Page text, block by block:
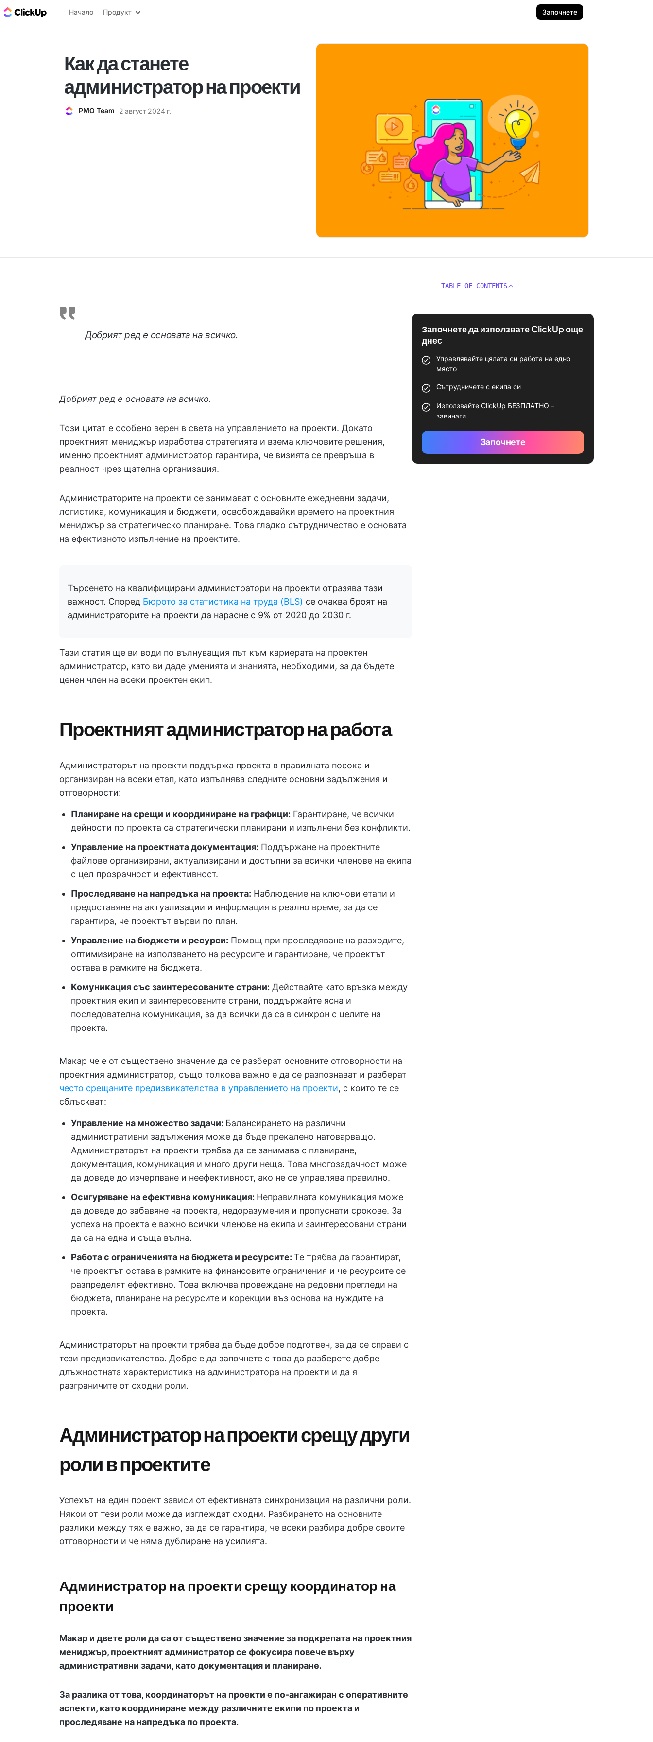
ClickUp блог
Начало Продукт Започнете
Как да станете
администратор на проекти
PMO Team 2 август 2024 г.
Добрият ред е основата на всичко.
Добрият ред е основата на всичко.
Този цитат е особено верен в света на управлението на проекти. Докато
проектният мениджър изработва стратегията и взема ключовите решения,
именно проектният администратор гарантира, че визията се превръща в
реалност чрез щателна организация.
Администраторите на проекти се занимават с основните ежедневни задачи,
логистика, комуникация и бюджети, освобождавайки времето на проектния
мениджър за стратегическо планиране. Това гладко сътрудничество е основата
на ефективното изпълнение на проектите.
Търсенето на квалифицирани администратори на проекти отразява тази
важност. Според Бюрото за статистика на труда (BLS) се очаква броят на
администраторите на проекти да нарасне с 9% от 2020 до 2030 г.
Тази статия ще ви води по вълнуващия път към кариерата на проектен
администратор, като ви даде уменията и знанията, необходими, за да бъдете
ценен член на всеки проектен екип.
Проектният администратор на работа
Администраторът на проекти поддържа проекта в правилната посока и
организиран на всеки етап, като изпълнява следните основни задължения и
отговорности:
Планиране на срещи и координиране на графици: Гарантиране, че всички
дейности по проекта са стратегически планирани и изпълнени без конфликти.
Управление на проектната документация: Поддържане на проектните
файлове организирани, актуализирани и достъпни за всички членове на екипа
с цел прозрачност и ефективност.
Проследяване на напредъка на проекта: Наблюдение на ключови етапи и
предоставяне на актуализации и информация в реално време, за да се
гарантира, че проектът върви по план.
Управление на бюджети и ресурси: Помощ при проследяване на разходите,
оптимизиране на използването на ресурсите и гарантиране, че проектът
остава в рамките на бюджета.
Комуникация със заинтересованите страни: Действайте като връзка между
проектния екип и заинтересованите страни, поддържайте ясна и
последователна комуникация, за да всички да са в синхрон с целите на
проекта.
Макар че е от съществено значение да се разберат основните отговорности на
проектния администратор, също толкова важно е да се разпознават и разберат
често срещаните предизвикателства в управлението на проекти, с които те се
сблъскват:
Управление на множество задачи: Балансирането на различни
административни задължения може да бъде прекалено натоварващо.
Администраторът на проекти трябва да се занимава с планиране,
документация, комуникация и много други неща. Това многозадачност може
да доведе до изчерпване и неефективност, ако не се управлява правилно.
Осигуряване на ефективна комуникация: Неправилната комуникация може
да доведе до забавяне на проекта, недоразумения и пропуснати срокове. За
успеха на проекта е важно всички членове на екипа и заинтересовани страни
да са на една и съща вълна.
Работа с ограниченията на бюджета и ресурсите: Те трябва да гарантират,
че проектът остава в рамките на финансовите ограничения и че ресурсите се
разпределят ефективно. Това включва провеждане на редовни прегледи на
бюджета, планиране на ресурсите и корекции въз основа на нуждите на
проекта.
Администраторът на проекти трябва да бъде добре подготвен, за да се справи с
тези предизвикателства. Добре е да започнете с това да разберете добре
длъжностната характеристика на администратора на проекти и да я
разграничите от сходни роли.
Администратор на проекти срещу други
роли в проектите
Успехът на един проект зависи от ефективната синхронизация на различни роли.
Някои от тези роли може да изглеждат сходни. Разбирането на основните
разлики между тях е важно, за да се гарантира, че всеки разбира добре своите
отговорности и че няма дублиране на усилията.
Администратор на проекти срещу координатор на
проекти
Макар и двете роли да са от съществено значение за подкрепата на проектния
мениджър, проектният администратор се фокусира повече върху
административни задачи, като документация и планиране.
За разлика от това, координаторът на проекти е по-ангажиран с оперативните
аспекти, като координиране между различните екипи по проекта и
проследяване на напредъка по проекта.
TABLE OF CONTENTS
Започнете да използвате ClickUp още
днес
Управлявайте цялата си работа на едно
място
Сътрудничете с екипа си
Използвайте ClickUp БЕЗПЛАТНО –
завинаги
Започнете